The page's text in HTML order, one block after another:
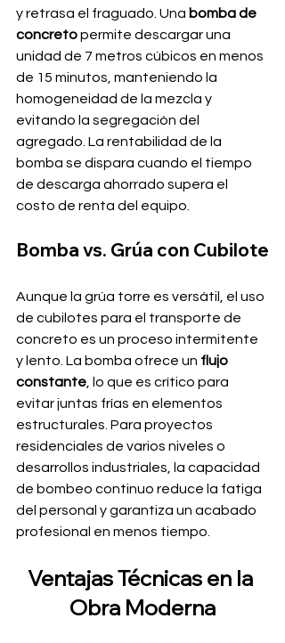
y retrasa el fraguado. Una bomba de
concreto permite descargar una
unidad de 7 metros cúbicos en menos
de 15 minutos, manteniendo la
homogeneidad de la mezcla y
evitando la segregación del
agregado. La rentabilidad de la
bomba se dispara cuando el tiempo
de descarga ahorrado supera el
costo de renta del equipo.
Bomba vs. Grúa con Cubilote
Aunque la grúa torre es versátil, el uso
de cubilotes para el transporte de
concreto es un proceso intermitente
y lento. La bomba ofrece un flujo
constante , lo que es crítico para
evitar juntas frías en elementos
estructurales. Para proyectos
residenciales de varios niveles o
desarrollos industriales, la capacidad
de bombeo continuo reduce la fatiga
del personal y garantiza un acabado
profesional en menos tiempo.
Ventajas Técnicas en la
Obra Moderna